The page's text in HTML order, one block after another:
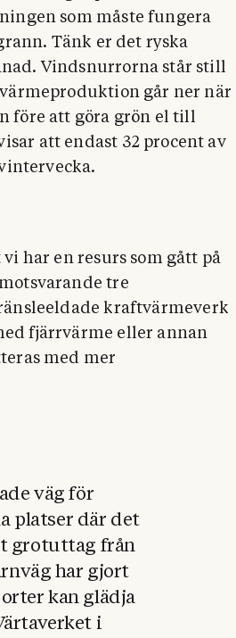
som måste fungera
Tänk er det ryska
Vindsnurrorna står still
går ner när
före att göra grön el till
att endast 32 procent av
har en resurs som gått på
tre
kraftvärmeverk
fjärrvärme eller annan
med mer
väg för
platser där det
grotuttag från
har gjort
kan glädja
i